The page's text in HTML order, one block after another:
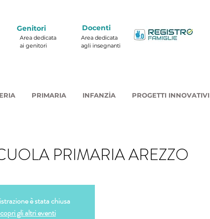
Area dedicata
ai genitori
Genitori Docenti
Area dedicata
agli insegnanti
PRIMARIA INFANZIA PROGETTI INNOVATIVI
PRIMARIA AREZZO
è stata chiusa
gli altri eventi